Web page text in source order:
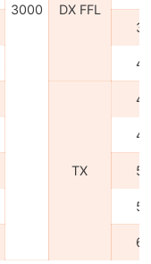
3000 DX FFL
TX